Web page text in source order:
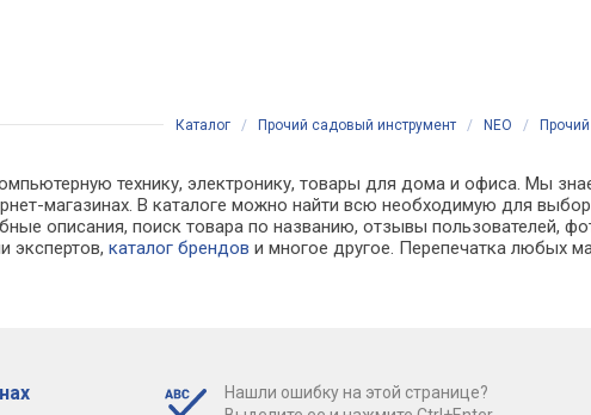
Каталог / Прочий садовый инструмент / NEO /
технику, электронику, товары для дома и офиса. Мы
магазинах. В каталоге можно найти всю необходимую для
описания, поиск товара по названию, отзывы пользователей,
экспертов,каталог брендов и многое другое. Перепечатка любых
Нашли ошибку на этой странице?